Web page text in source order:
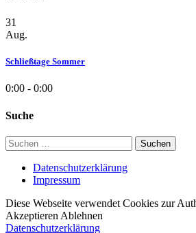
31
Aug.
Schließtage Sommer
0:00 - 0:00
Suche
Suchen
nach:
Datenschutzerklärung
Impressum
Diese Webseite verwendet Cookies zur
Akzeptieren Ablehnen
Datenschutzerklärung